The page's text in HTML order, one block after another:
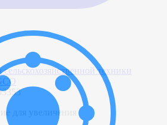
техники
для увеличения